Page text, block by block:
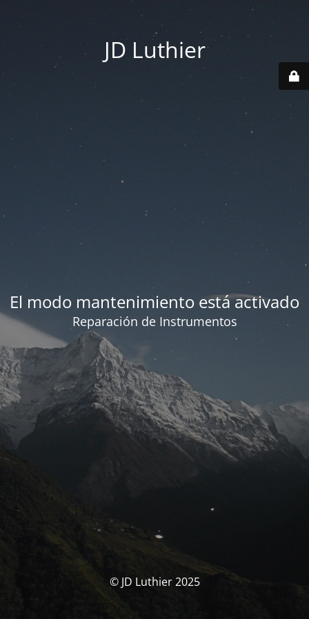
JD Luthier
El modo mantenimiento está activado
Reparación de Instrumentos
© JD Luthier 2025